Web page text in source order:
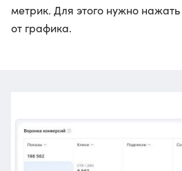
метрик. Для этого нужно
от графика.